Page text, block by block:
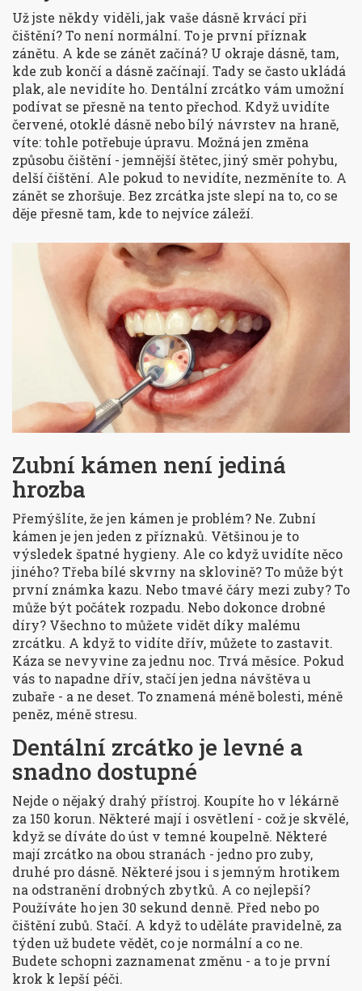
Už jste někdy viděli, jak vaše dásně krvácí při
čištění? To není normální. To je první příznak
zánětu. A kde se zánět začíná? U okraje dásně, tam,
kde zub končí a dásně začínají. Tady se často ukládá
plak, ale nevidíte ho. Dentální zrcátko vám umožní
podívat se přesně na tento přechod. Když uvidíte
červené, otoklé dásně nebo bílý návrstev na hraně,
víte: tohle potřebuje úpravu. Možná jen změna
způsobu čištění - jemnější štětec, jiný směr pohybu,
delší čištění. Ale pokud to nevidíte, nezměníte to. A
zánět se zhoršuje. Bez zrcátka jste slepí na to, co se
děje přesně tam, kde to nejvíce záleží.
Zubní kámen není jediná
hrozba
Přemýšlíte, že jen kámen je problém? Ne. Zubní
kámen je jen jeden z příznaků. Většinou je to
výsledek špatné hygieny. Ale co když uvidíte něco
jiného? Třeba bílé skvrny na sklovině? To může být
první známka kazu. Nebo tmavé čáry mezi zuby? To
může být počátek rozpadu. Nebo dokonce drobné
díry? Všechno to můžete vidět díky malému
zrcátku. A když to vidíte dřív, můžete to zastavit.
Káza se nevyvine za jednu noc. Trvá měsíce. Pokud
vás to napadne dřív, stačí jen jedna návštěva u
zubaře - a ne deset. To znamená méně bolesti, méně
peněz, méně stresu.
Dentální zrcátko je levné a
snadno dostupné
Nejde o nějaký drahý přístroj. Koupíte ho v lékárně
za 150 korun. Některé mají i osvětlení - což je skvělé,
když se díváte do úst v temné koupelně. Některé
mají zrcátko na obou stranách - jedno pro zuby,
druhé pro dásně. Některé jsou i s jemným hrotikem
na odstranění drobných zbytků. A co nejlepší?
Používáte ho jen 30 sekund denně. Před nebo po
čištění zubů. Stačí. A když to uděláte pravidelně, za
týden už budete vědět, co je normální a co ne.
Budete schopni zaznamenat změnu - a to je první
krok k lepší péči.